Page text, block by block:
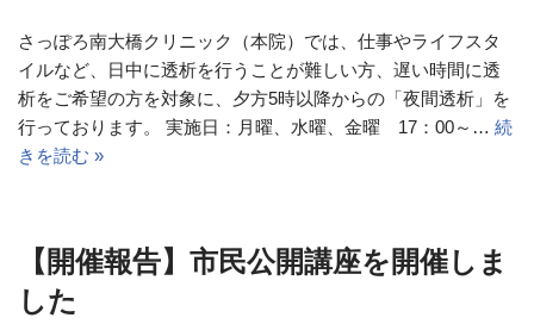
さっぽろ南大橋クリニック（本院）では、仕事やライフスタ
イルなど、日中に透析を行うことが難しい方、遅い時間に透
析をご希望の方を対象に、夕方5時以降からの「夜間透析」を
行っております。 実施日：月曜、水曜、金曜 17：00～… 続
きを読む »
【開催報告】市民公開講座を開催しま
した